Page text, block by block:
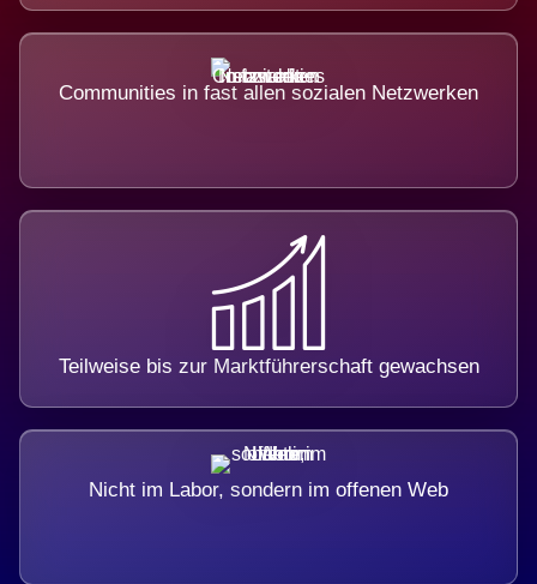
Communities in fast allen sozialen Netzwerken
Teilweise bis zur Marktführerschaft gewachsen
Nicht im Labor, sondern im offenen Web